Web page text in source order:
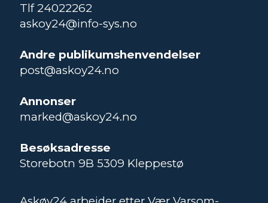
Tlf 24022262
askoy24@info-sys.no
Andre publikumshenvendelser
post@askoy24.no
Annonser
marked@askoy24.no
Besøksadresse
Storebotn 9B 5309 Kleppestø